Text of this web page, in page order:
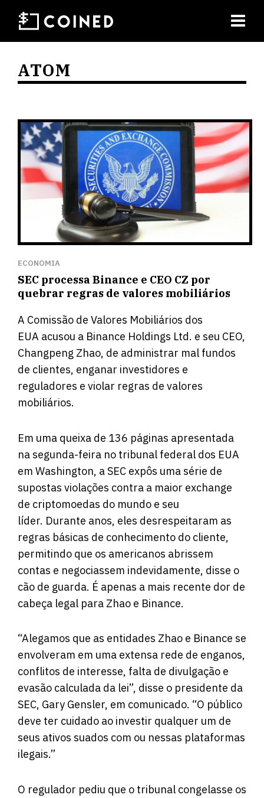
ATOM
ECONOMIA
SEC processa Binance e CEO CZ por
quebrar regras de valores mobiliários
A Comissão de Valores Mobiliários dos
EUA acusou a Binance Holdings Ltd. e seu CEO,
Changpeng Zhao, de administrar mal fundos
de clientes, enganar investidores e
reguladores e violar regras de valores
mobiliários.
Em uma queixa de 136 páginas apresentada
na segunda-feira no tribunal federal dos EUA
em Washington, a SEC expôs uma série de
supostas violações contra a maior exchange
de criptomoedas do mundo e seu
líder. Durante anos, eles desrespeitaram as
regras básicas de conhecimento do cliente,
permitindo que os americanos abrissem
contas e negociassem indevidamente, disse o
cão de guarda. É apenas a mais recente dor de
cabeça legal para Zhao e Binance.
“Alegamos que as entidades Zhao e Binance se
envolveram em uma extensa rede de enganos,
conflitos de interesse, falta de divulgação e
evasão calculada da lei”, disse o presidente da
SEC, Gary Gensler, em comunicado. “O público
deve ter cuidado ao investir qualquer um de
seus ativos suados com ou nessas plataformas
ilegais.”
O regulador pediu que o tribunal congelasse os